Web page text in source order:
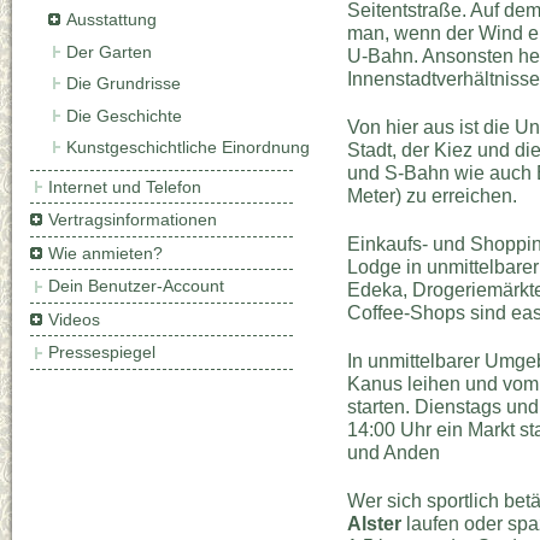
Ausstattung
Der Garten
Die Grundrisse
Die Geschichte
Kunstgeschichtliche Einordnung
Internet und Telefon
Vertragsinformationen
Wie anmieten?
Dein Benutzer-Account
Videos
Pressespiegel
Seitentstraße. Auf
man, wenn der Wind
U-Bahn. Ansonsten
Von hier aus ist die
Stadt, der Kiez und
und S-Bahn wie auch
Meter) zu erreichen.
Einkaufs- und
Lodge in
Edeka,
Coffee-Shops sind
In unmittelbarer
Kanus leihen und
starten. Dienstags
14:00 Uhr ein Markt
und Anden
Wer sich sportlich
Alsterlaufen oder